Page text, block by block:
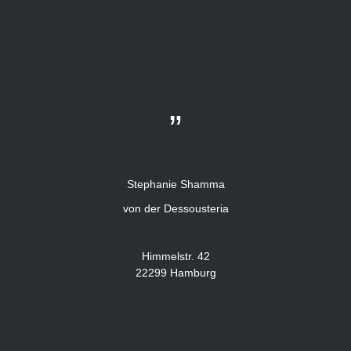
„
Stephanie Shamma
von der Dessousteria
Himmelstr. 42
22299 Hamburg